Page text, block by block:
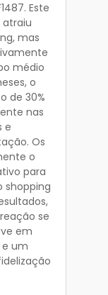
Este
atraiu
mas
médio
o
de 30%
nas
e
Os
o
para
shopping
se
em
um